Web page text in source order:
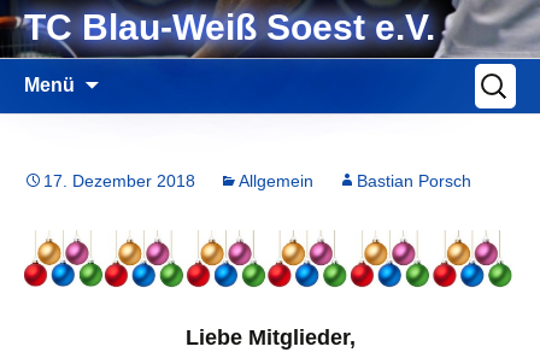
Zum
InhaltTC Blau-Weiß Soest e.V.
Menü
nach:
17. Dezember 2018 Allgemein Bastian Porsch
Liebe Mitglieder,